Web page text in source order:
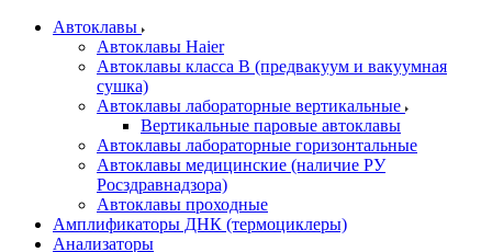
Автоклавы
Автоклавы Haier
Автоклавы класса B (предвакуум и вакуумная
сушка)
Автоклавы лабораторные вертикальные
Вертикальные паровые автоклавы
Автоклавы лабораторные горизонтальные
Автоклавы медицинские (наличие РУ
Росздравнадзора)
Автоклавы проходные
Амплификаторы ДНК (термоциклеры)
Анализаторы